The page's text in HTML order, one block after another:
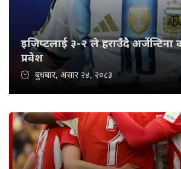
इजिप्टलाई ३-२ ले हराउँदै अर्जेन्टिना
प्रवेश
बुधबार, असार २४, २०८३